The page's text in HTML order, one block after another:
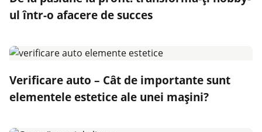
ul într-o afacere de succes
Verificare auto – Cât de importante sunt
elementele estetice ale unei mașini?